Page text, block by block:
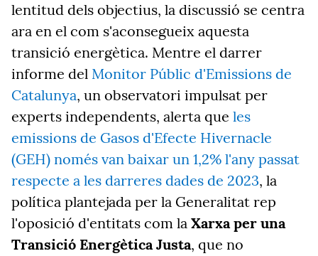
lentitud dels objectius, la discussió se centra
ara en el com s'aconsegueix aquesta
transició energètica. Mentre el darrer
informe del Monitor Públic d'Emissions de
Catalunya, un observatori impulsat per
experts independents, alerta que les
emissions de Gasos d'Efecte Hivernacle
(GEH) només van baixar un 1,2% l'any passat
respecte a les darreres dades de 2023, la
política plantejada per la Generalitat rep
l'oposició d'entitats com la Xarxa per una
Transició Energètica Justa, que no